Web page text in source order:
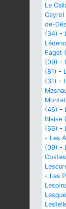
Le
Cayrol
de-
(34) -
Faget
(09) -
(81) -
(31) -
(46) -
Blaise
(66) -
- Les
(09) -
- Les